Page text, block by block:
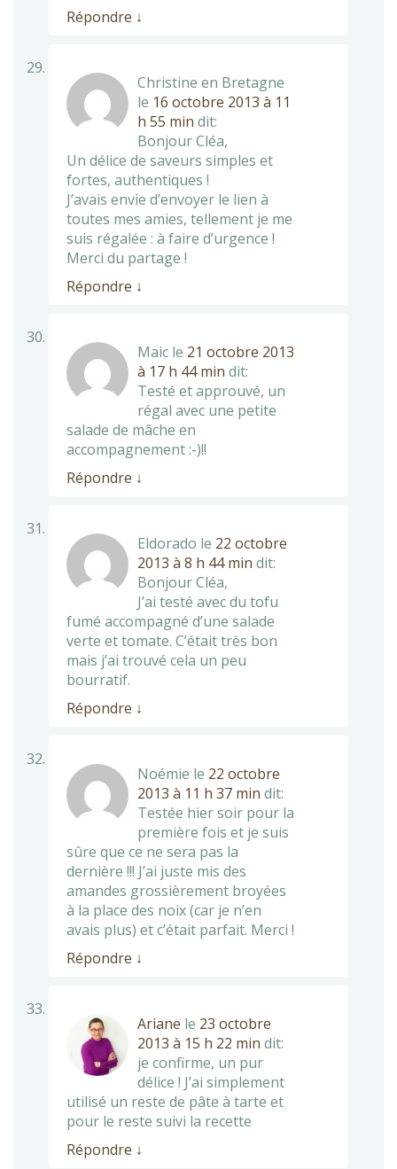
Répondre ↓
Christine en Bretagne
le 16 octobre 2013 à 11
h 55 min dit:
Bonjour Cléa,
Un délice de saveurs simples et
fortes, authentiques !
J’avais envie d’envoyer le lien à
toutes mes amies, tellement je me
suis régalée : à faire d’urgence !
Merci du partage !
Répondre ↓
Maic le 21 octobre 2013
à 17 h 44 min dit:
Testé et approuvé, un
régal avec une petite
salade de mâche en
accompagnement :-)!!
Répondre ↓
Eldorado le 22 octobre
2013 à 8 h 44 min dit:
Bonjour Cléa,
J’ai testé avec du tofu
fumé accompagné d’une salade
verte et tomate. C’était très bon
mais j’ai trouvé cela un peu
bourratif.
Répondre ↓
Noémie le 22 octobre
2013 à 11 h 37 min dit:
Testée hier soir pour la
première fois et je suis
sûre que ce ne sera pas la
dernière !!! J’ai juste mis des
amandes grossièrement broyées
à la place des noix (car je n’en
avais plus) et c’était parfait. Merci !
Répondre ↓
Ariane le 23 octobre
2013 à 15 h 22 min dit:
je confirme, un pur
délice ! J’ai simplement
utilisé un reste de pâte à tarte et
pour le reste suivi la recette
Répondre ↓